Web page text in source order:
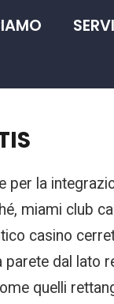
per la
miami club
casino
dal lato
quelli